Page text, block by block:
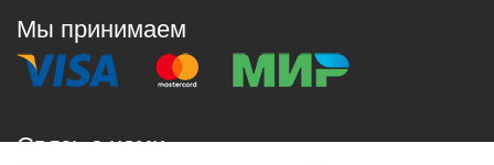
Мы принимаем
Связь с нами